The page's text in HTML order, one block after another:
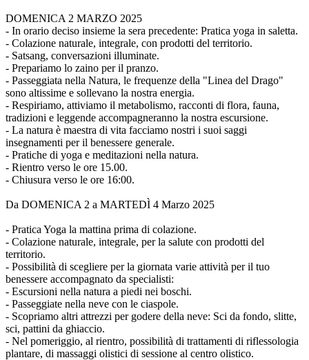
DOMENICA 2 MARZO 2025
- In orario deciso insieme la sera precedente: Pratica yoga in saletta.
- Colazione naturale, integrale, con prodotti del territorio.
- Satsang, conversazioni illuminate.
- Prepariamo lo zaino per il pranzo.
- Passeggiata nella Natura, le frequenze della "Linea del Drago"
sono altissime e sollevano la nostra energia.
- Respiriamo, attiviamo il metabolismo, racconti di flora, fauna,
tradizioni e leggende accompagneranno la nostra escursione.
- La natura è maestra di vita facciamo nostri i suoi saggi
insegnamenti per il benessere generale.
- Pratiche di yoga e meditazioni nella natura.
- Rientro verso le ore 15.00.
- Chiusura verso le ore 16:00.
Da DOMENICA 2 a MARTEDÌ 4 Marzo 2025
- Pratica Yoga la mattina prima di colazione.
- Colazione naturale, integrale, per la salute con prodotti del
territorio.
- Possibilità di scegliere per la giornata varie attività per il tuo
benessere accompagnato da specialisti:
- Escursioni nella natura a piedi nei boschi.
- Passeggiate nella neve con le ciaspole.
- Scopriamo altri attrezzi per godere della neve: Sci da fondo, slitte,
sci, pattini da ghiaccio.
- Nel pomeriggio, al rientro, possibilità di trattamenti di riflessologia
plantare, di massaggi olistici di sessione al centro olistico.